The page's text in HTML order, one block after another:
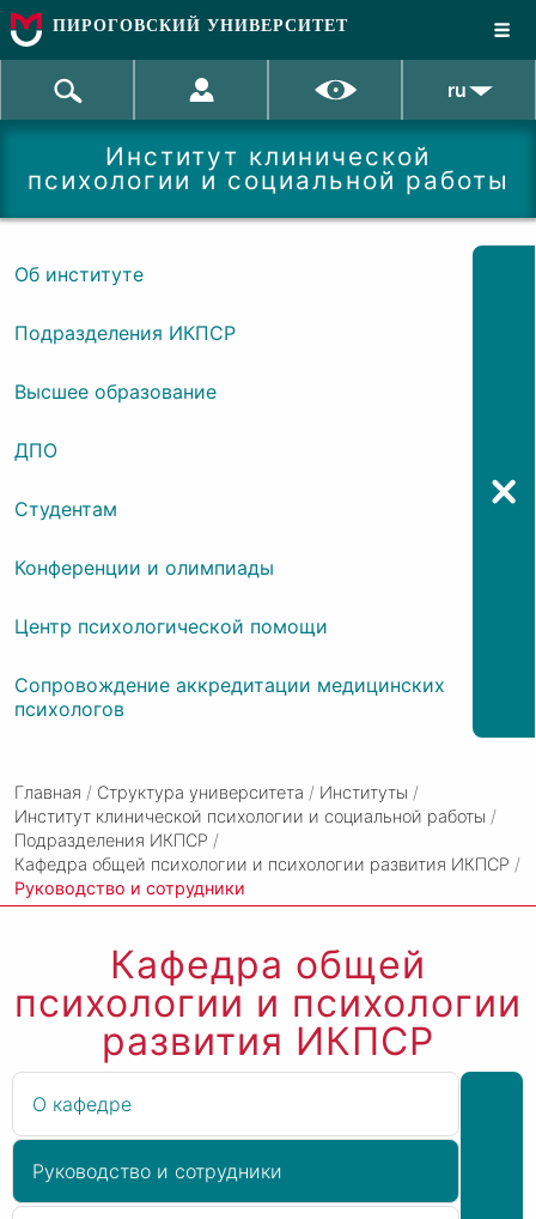
ПИРОГОВСКИЙ УНИВЕРСИТЕТ
ru
Институт клинической
психологии и социальной работы
Об институте
Подразделения ИКПСР
Высшее образование
ДПО
Студентам
Конференции и олимпиады
Центр психологической помощи
Сопровождение аккредитации медицинских
психологов
Главная / Структура университета / Институты /
Институт клинической психологии и социальной работы /
Подразделения ИКПСР /
Кафедра общей психологии и психологии развития ИКПСР /
Руководство и сотрудники
Кафедра общей
психологии и психологии
развития ИКПСР
О кафедре
Руководство и сотрудники